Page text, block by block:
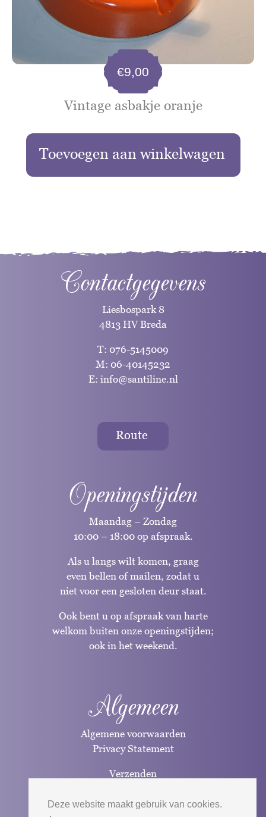
Deze website maakt gebruik van cookies.
Vintage asbakje oranje
€9,00
Toevoegen aan winkelwagen
Contactgegevens
Liesbospark 8
4813 HV Breda
T: 076-5145009
M: 06-40145232
E: info@santiline.nl
Route
Openingstijden
Maandag – Zondag
10:00 – 18:00 op afspraak.
Als u langs wilt komen, graag
even bellen of mailen, zodat u
niet voor een gesloten deur staat.
Ook bent u op afspraak van harte
welkom buiten onze openingstijden;
ook in het weekend.
Algemeen
Algemene voorwaarden
Privacy Statement
Verzenden